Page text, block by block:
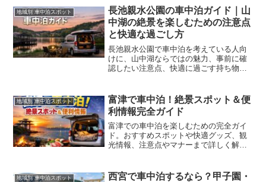
できる車中泊旅の完全ガイドです。
地域別 車中泊スポット
長池親水公園の車中泊ガイド｜山
中湖の絶景を楽しむための注意点
と快適な過ごし方
長池親水公園で車中泊を考えている人向
けに、山中湖ならではの魅力、事前に確
認したい注意点、快適に過ごす持ち物、
地域別 車中泊スポット
富津で車中泊！絶景スポット＆便
利情報完全ガイド
富津での車中泊を楽しむための完全ガイ
ド。おすすめスポットや快適グッズ、観
光情報、注意点やマナーまで詳しく解
が満載です。
地域別 車中泊スポット
西宮で車中泊するなら？甲子園・